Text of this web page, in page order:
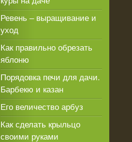
Ревень – выращивание и
уход
Как правильно обрезать
яблоню
Порядовка печи для дачи.
Барбекю и казан
Его величество арбуз
Как сделать крыльцо
своими руками